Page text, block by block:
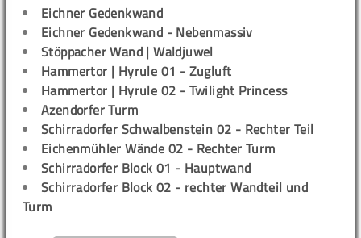
Eichner Gedenkwand
Eichner Gedenkwand - Nebenmassiv
Stöppacher Wand | Waldjuwel
Hammertor | Hyrule 01 - Zugluft
Hammertor | Hyrule 02 - Twilight Princess
Azendorfer Turm
Schirradorfer Schwalbenstein 02 - Rechter Teil
Eichenmühler Wände 02 - Rechter Turm
Schirradorfer Block 01 - Hauptwand
Schirradorfer Block 02 - rechter Wandteil und
Turm